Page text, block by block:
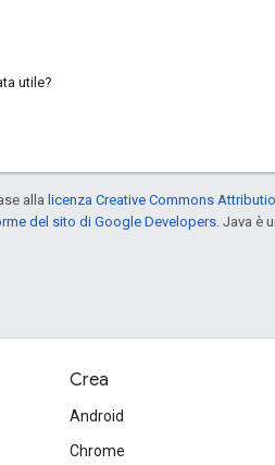
utile?
alla licenza Creative Commons
del sito di Google Developers . Java è
Crea
Android
Chrome